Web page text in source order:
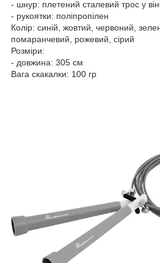
- шнур: плетений сталевий трос у
- рукоятки: поліпропілен
Колір: синій, жовтий, червоний,
помаранчевий, рожевий, сірий
Розміри:
- довжина: 305 см
Вага скакалки: 100 гр